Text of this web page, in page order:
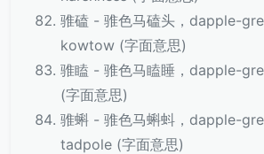
骓磕 - 骓色马磕头，dapple-
kowtow (字面意思)
骓瞌 - 骓色马瞌睡，dapple-
(字面意思)
骓蝌 - 骓色马蝌蚪，dapple-
tadpole (字面意思)